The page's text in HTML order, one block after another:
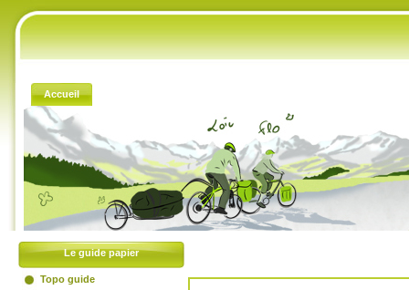
Accueil
Le guide papier
Topo guide